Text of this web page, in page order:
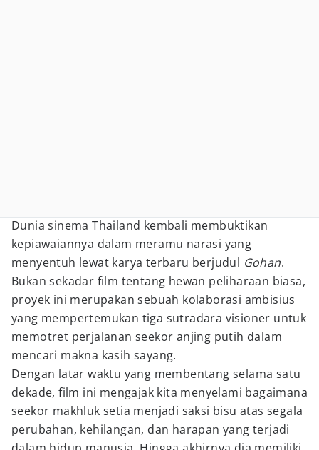
Dunia sinema Thailand kembali membuktikan
kepiawaiannya dalam meramu narasi yang
menyentuh lewat karya terbaru berjudul Gohan.
Bukan sekadar film tentang hewan peliharaan biasa,
proyek ini merupakan sebuah kolaborasi ambisius
yang mempertemukan tiga sutradara visioner untuk
memotret perjalanan seekor anjing putih dalam
mencari makna kasih sayang.
Dengan latar waktu yang membentang selama satu
dekade, film ini mengajak kita menyelami bagaimana
seekor makhluk setia menjadi saksi bisu atas segala
perubahan, kehilangan, dan harapan yang terjadi